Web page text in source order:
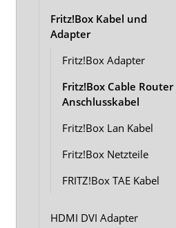
Fritz!Box Kabel und
Adapter
Fritz!Box Adapter
Fritz!Box Cable Router
Anschlusskabel
Fritz!Box Lan Kabel
Fritz!Box Netzteile
FRITZ!Box TAE Kabel
HDMI DVI Adapter